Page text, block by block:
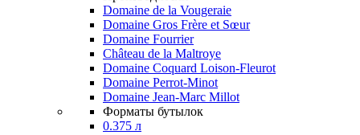
Domaine de la Vougeraie
Domaine Gros Frère et Sœur
Domaine Fourrier
Château de la Maltroye
Domaine Coquard Loison-Fleurot
Domaine Perrot-Minot
Domaine Jean-Marc Millot
Форматы бутылок
0.375 л